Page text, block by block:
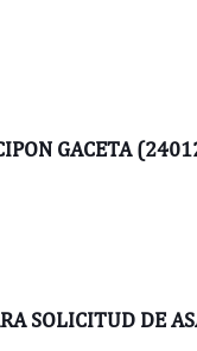
GACETA
SOLICITUD DE